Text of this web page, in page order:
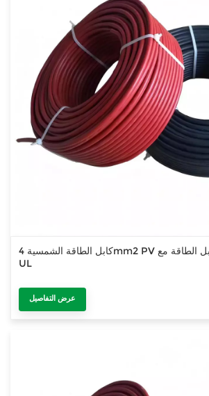
كابل الطاقة الشمسية 4mm2 PV كابل سلك كابل الطاقة مع TUV
UL
عرض التفاصيل